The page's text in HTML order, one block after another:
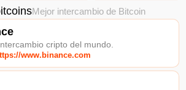
Mejor intercambio de Bitcoin
cripto del mundo.
www.binance.com